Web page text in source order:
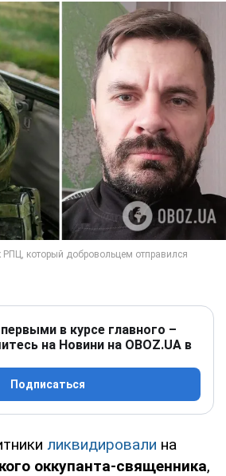
в курсе главного –
на Новини на OBOZ.UA в
Подписаться
ликвидировали на
оккупанта-священника,